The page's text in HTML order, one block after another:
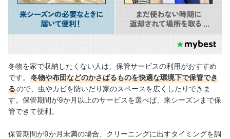
冬物を家で収納したくない人は、保管サービスの利用がおすすめ
です。
冬物や布団などのかさばるものを快適な環境下で保管でき
るので、虫やカビを防いだり家のスペースを広くしたりできま
す。保管期間が9か月以上のサービスを選べば、来シーズンまで保
管できて便利。
保管期間が9か月未満の場合、クリーニングに出すタイミングを調